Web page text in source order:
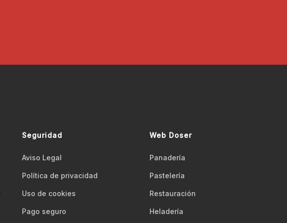
Seguridad
Aviso Legal
Polí­tica de privacidad
Uso de cookies
Pago seguro
Web Doser
Panadería
Pastelería
Restauración
Heladería